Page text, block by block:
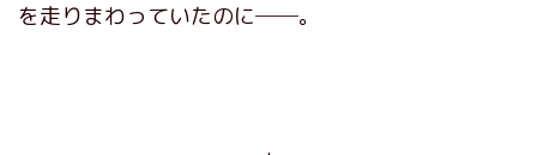
を走りまわっていたのに──。